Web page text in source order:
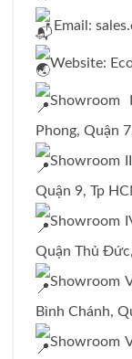
Email:
Website:
Showroom
Phong, Quận
Showroom
Quận 9, Tp
Showroom
Quận Thủ
Showroom
Bình Chánh,
Showroom